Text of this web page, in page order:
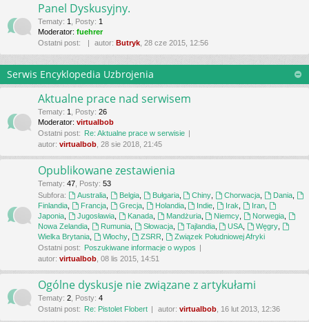
Panel Dyskusyjny.
Tematy: 1 Posty: 1
Moderator: fuehrer
Ostatni post:
autor: Butryk , 28 cze 2015, 12:56
Serwis Encyklopedia Uzbrojenia
Aktualne prace nad serwisem
Tematy: 1 Posty: 26
Moderator: virtualbob
Ostatni post: Re: Aktualne prace w serwisie
autor: virtualbob , 28 sie 2018, 21:45
Opublikowane zestawienia
Tematy: 47 Posty: 53
Subfora:
Australia, Belgia, Bułgaria, Chiny Chorwacja Dania
Finlandia
Francja, Grecja, Holandia, Indie Irak Iran
Japonia
Jugosławia, Kanada, Mandżuria, Niemcy Norwegia
Nowa Zelandia
Rumunia, Słowacja, Tajlandia, USA Węgry
Wielka Brytania
Włochy, ZSRR
Związek Południowej Afryki
Ostatni post: Poszukiwane informacje o wypos
autor: virtualbob , 08 lis 2015, 14:51
Ogólne dyskusje nie związane z artykułami
Tematy: 2 Posty: 4
Ostatni post: Re: Pistolet Flobert autor: virtualbob , 16 lut 2013, 12:36